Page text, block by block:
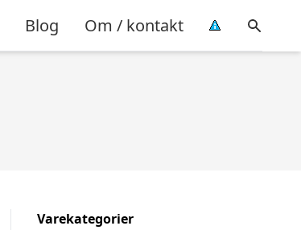
Blog Om / kontakt
Varekategorier